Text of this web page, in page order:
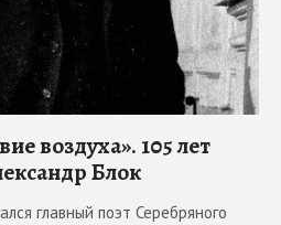
воздуха». 105 лет
Блок
главный поэт Серебряного